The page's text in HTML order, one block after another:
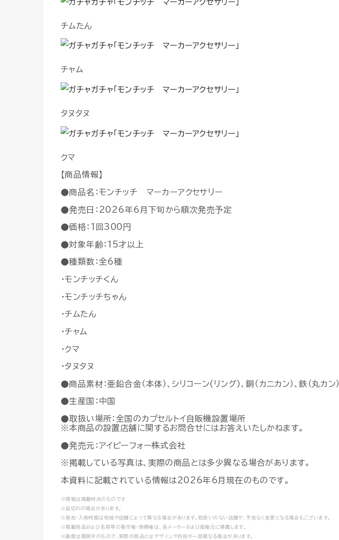
チムたん
チャム
タヌタヌ
クマ
【商品情報】
●商品名：モンチッチ マーカーアクセサリー
●発売日：2026年6月下旬から順次発売予定
●価格：1回300円
●対象年齢：15才以上
●種類数：全6種
・モンチッチくん
・モンチッチちゃん
・チムたん
・チャム
・クマ
・タヌタヌ
●商品素材：亜鉛合金（本体）、シリコーン(リング)、銅（カニカン）、鉄（丸カン）
●生産国：中国
●取扱い場所：全国のカプセルトイ自販機設置場所
※本商品の設置店舗に関するお問合せにはお答えいたしかねます。
●発売元：アイピーフォー株式会社
※掲載している写真は、実際の商品とは多少異なる場合があります。
本資料に記載されている情報は2026年6月現在のものです。
※情報は掲載時点のものです
※品切れの場合があります。
※発売・入荷時期は地域や店舗によって異なる場合があります。取扱いのない店舗や、予告なく変更となる場合もございます。
※掲載商品および名称等の著作権・商標権は、各メーカーおよび版権元に帰属します。
※画像は開発中のもので、実際の商品とはデザインや内容が一部異なる場合があります。